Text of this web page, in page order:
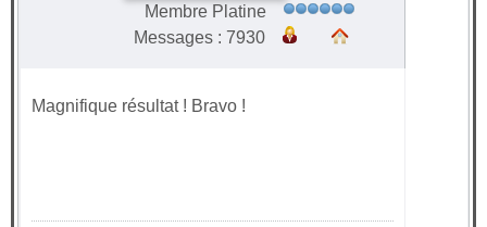
Membre Platine
Messages : 7930
Magnifique résultat ! Bravo !